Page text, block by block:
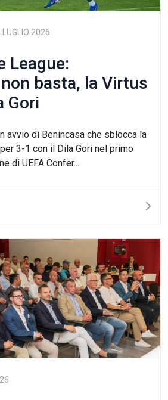
LUGLIO 2026
League:
basta, la Virtus
Gori
avvio di Benincasa che sblocca la
3-1 con il Dila Gori nel primo
di UEFA Confer...